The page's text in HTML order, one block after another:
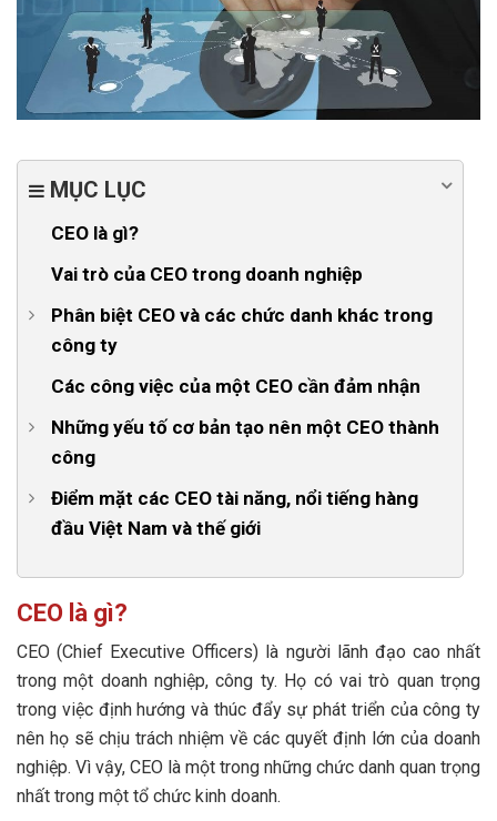
MỤC LỤC
CEO là gì?
Vai trò của CEO trong doanh nghiệp
Phân biệt CEO và các chức danh khác trong
công ty
1. Phân biệt CEO và COO
2. Phân biệt CEO và CFO
3. Phân biệt CEO và Chairman
Các công việc của một CEO cần đảm nhận
Những yếu tố cơ bản tạo nên một CEO thành
công
1. Kiến thức và kinh nghiệm
2. Tầm nhìn chiến lược của 1 CEO
3. Khả năng truyền cảm hứng
4. Tố chất bẩm sinh
5. Các kỹ năng cần có của CEO
1. CEO có phải chủ sở hữu công ty không?
2. Mức lương của CEO thường là bao nhiêu?
3. CEO thường được chọn như thế nào?
Điểm mặt các CEO tài năng, nổi tiếng hàng
đầu Việt Nam và thế giới
Nguyễn Đăng Quang – CEO của Masan Group
Trương Gia Bình – CEO của FPT Corporation
Lê Hồng Minh – CEO của VNG Corporation
2. CEO nổi tiếng hàng đầu thế giới
Elon Musk – CEO của Tesla và SpaceX
Tim Cook – CEO của Apple Inc
CEO là gì?
CEO (Chief Executive Officers) là người lãnh đạo cao nhất
trong một doanh nghiệp, công ty. Họ có vai trò quan trọng
trong việc định hướng và thúc đẩy sự phát triển của công ty
nên họ sẽ chịu trách nhiệm về các quyết định lớn của doanh
nghiệp. Vì vậy, CEO là một trong những chức danh quan trọng
nhất trong một tổ chức kinh doanh.